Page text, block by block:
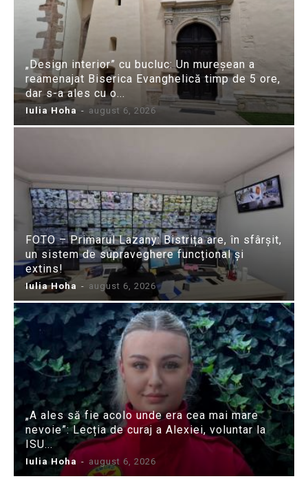
„Design interior” cu bucluc: Un mureșean a
reamenajat Biserica Evanghelică timp de 5 ore,
dar s-a ales cu o...
Iulia Hoha - august 6, 2026
FOTO – Primarul Lazany: Bistrița are, în sfârșit,
un sistem de supraveghere funcțional și
extins!
Iulia Hoha - august 6, 2026
„A ales să fie acolo unde era cea mai mare
nevoie”: Lecția de curaj a Alexiei, voluntar la
ISU...
Iulia Hoha - august 6, 2026